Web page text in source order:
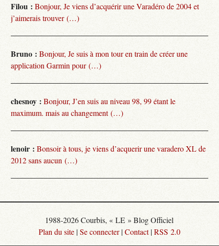
Filou : Bonjour, Je viens d’acquérir une Varadéro de 2004 et
j’aimerais trouver (…)
Bruno : Bonjour, Je suis à mon tour en train de créer une
application Garmin pour (…)
chesnoy : Bonjour, J’en suis au niveau 98, 99 étant le
maximum. mais au changement (…)
lenoir : Bonsoir à tous, je viens d’acquerir une varadero XL de
2012 sans aucun (…)
1988-2026 Courbis, « LE » Blog Officiel
Plan du site |Se connecter|Contact|RSS 2.0